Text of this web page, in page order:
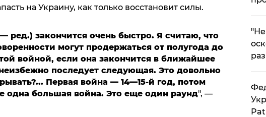
на Украину, как только восстановит силы.
ред.) закончится очень быстро. Я считаю, что
могут продержаться от полугода до
войной, если она закончится в ближайшее
последует следующая. Это довольно
Первая война — 14—15-й год, потом
одна большая война. Это еще один раунд", —